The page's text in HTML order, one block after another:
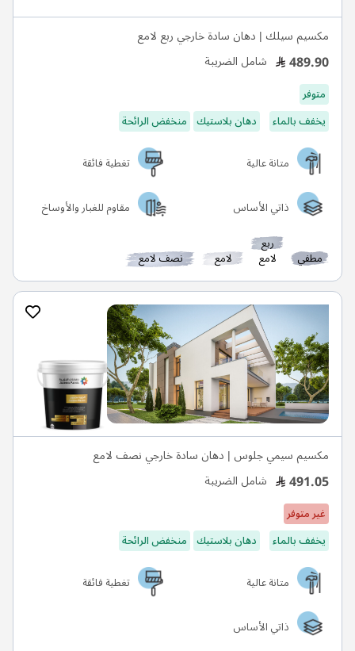
مكسيم سيلك | دهان سادة خارجي ربع لامع
489.90 شامل الضريبة
متوفر
يخفف بالماء
دهان بلاستيك منخفض الرائحة
متانة عالية
تغطية فائقة
ذاتي الأساس
مقاوم للغبار والأوساخ
مطفي
ربع
لامع لامع نصف لامع
مكسيم سيمي جلوس | دهان سادة خارجي نصف لامع
491.05 شامل الضريبة
غير متوفر
يخفف بالماء
دهان بلاستيك منخفض الرائحة
متانة عالية
تغطية فائقة
ذاتي الأساس